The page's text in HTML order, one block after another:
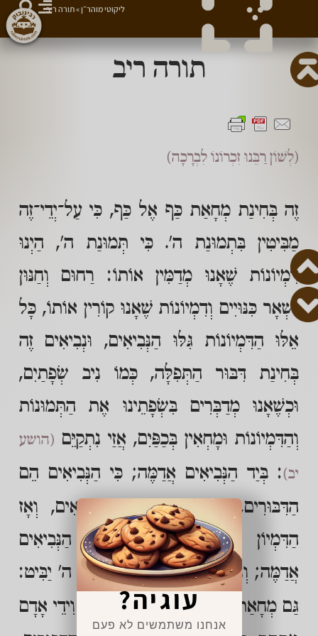
תורה ריב
(לְשׁוֹן רַבֵּנוּ זִכְרוֹנוֹ לִבְרָכָה)
זֶה בְּחִינַת מְחָאַת כַּף אֶל כַּף, כִּי עַל־יְדֵי־זֶה
מַבִּיטִין בִּתְמוּנַת ה'. כִּי תְּמוּנַת ה', הַיְנוּ
דִּמְיוֹנוֹת שֶׁאָנוּ מְדַמִּין אוֹתוֹ: רַחוּם וְחַנּוּן
וּשְׁאָר כִּנּוּיִים וְדִמְיוֹנוֹת שֶׁאָנוּ קוֹרִין אוֹתוֹ, כָּל
אֵלּוּ הַדִּמְיוֹנוֹת גִּלּוּ הַנְּבִיאִים, וּנְבִיאִים זֶה
בְּחִינַת דִּבּוּר הַתְּפִלָּה, כְּמוֹ נִיב שְׂפָתַיִם,
וּכְשֶׁאָנוּ מְדַבְּרִים בִּשְׂפָתֵינוּ אֶת הַתְּמוּנוֹת
וְהַדִּמְיוֹנוֹת וּמָחְאִין בְּכַפַּיִם, אֲזַי נִתְקַיֵּם (הושע
יב): בְּיַד הַנְּבִיאִים אֲדַמֶּה; כִּי הַנְּבִיאִים הֵם
הַדִּבּוּרִים, וְהַכַּפַּיִם הֵם יַד הַנְּבִיאִים, וְאָז
הַדִּמְיוֹן נִתְגַּלֶּה, בִּבְחִינַת: וּבְיַד הַנְּבִיאִים
אֲדַמֶּה; וְנִתְקַיֵּם(במדבר יב): וּתְמוּנַת ה' יַבִּיט:
גַּם מְחָאַת כַּף זֶה בְּחִינַת (יחזקאל י)
: וִידֵי אָדָם
ליקוטי מוהר״ן»תורה ריב
עוגיה?
אנחנו משתמשים לא פעם